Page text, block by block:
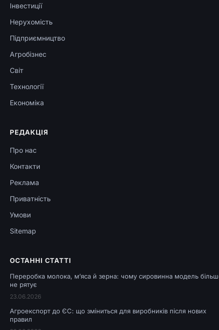
Інвестиції
Нерухомість
Підприємництво
Агробізнес
Світ
Технології
Економіка
РЕДАКЦІЯ
Про нас
Контакти
Реклама
Приватність
Умови
Sitemap
ОСТАННІ СТАТТІ
Переробка молока, м’яса й зерна: чому сировинна модель
не рятує
23.06.2026
Агроекспорт до ЄС: що зміниться для виробників після нових
правил